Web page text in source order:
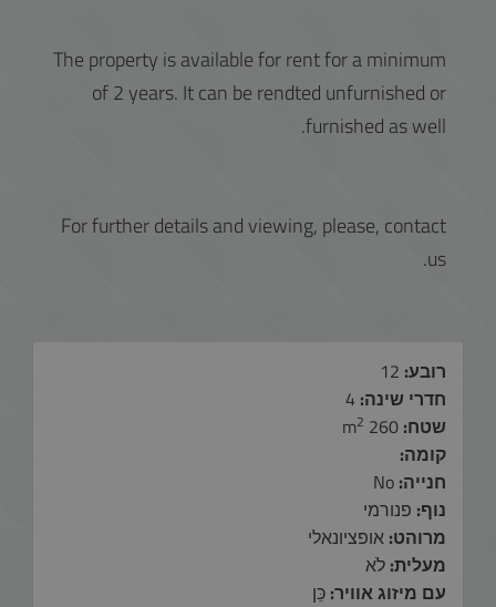
The property is available for rent for a minimum
of 2 years. It can be rendted unfurnished or
furnished as well.
For further details and viewing, please, contact
us.
רובע:
חדרי שינה: 4
שטח:
2
קומה:
חנייה:
נוף: פנורמי
מרוהט: אופציונאלי
מעלית: לֹא
עם מיזוג אוויר: כֵּן